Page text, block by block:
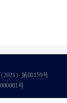
）第00159号
号